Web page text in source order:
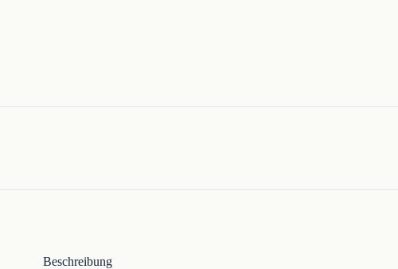
Beschreibung